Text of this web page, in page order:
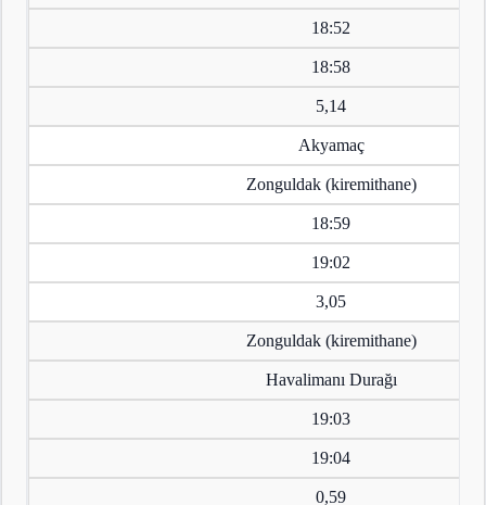
18:52
18:58
5,14
Akyamaç
Zonguldak (kiremithane)
18:59
19:02
3,05
Zonguldak (kiremithane)
Havalimanı Durağı
19:03
19:04
0,59